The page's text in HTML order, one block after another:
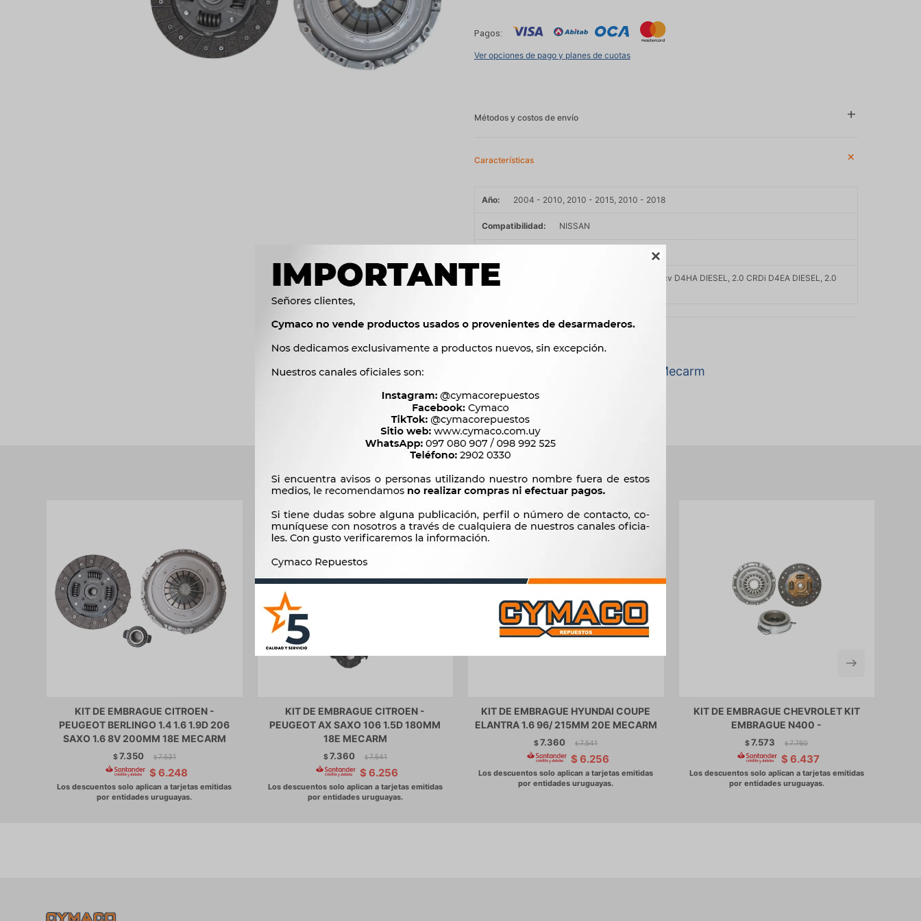

Pagos:
Ver opciones de pago y planes de cuotas
Métodos y costos de envío
Características
Año 2004 - 2010, 2010 - 2015, 2010 - 2018
Compatibilidad NISSAN
Motor
1.6 CRDi D4FB DIESEL, 2.0 CRDi 150cv D4HA DIESEL, 2.0 CRDi D4EA DIESEL, 2.0
Ver mas productos de la marca Mecarm
Productos que te pueden interesar
KIT DE EMBRAGUE CITROEN -
PEUGEOT BERLINGO 1.4 1.6 1.9D 206
SAXO 1.6 8V 200MM 18E MECARM
$7.350 $ 7.531
$ 6.248
KIT DE EMBRAGUE CITROEN -
PEUGEOT AX SAXO 106 1.5D 180MM
18E MECARM
$7.360 $ 7.541
$ 6.256
KIT DE EMBRAGUE HYUNDAI COUPE
ELANTRA 1.6 96/ 215MM 20E MECARM
$7.360 $ 7.541
$ 6.256
KIT DE EMBRAGUE CHEVROLET KIT
EMBRAGUE N400 -
$7.573 $ 7.760
$ 6.437